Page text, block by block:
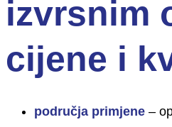
izvrsnim
cijene i
područja primjene –